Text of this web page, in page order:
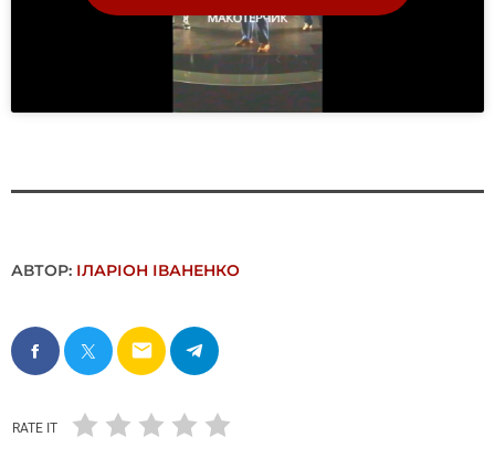
АВТОР: ІЛАРІОН ІВАНЕНКО
email
RATE IT